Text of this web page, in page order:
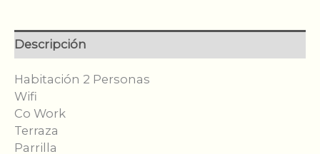
Descripción
Habitación 2 Personas
Wifi
Co Work
Terraza
Parrilla